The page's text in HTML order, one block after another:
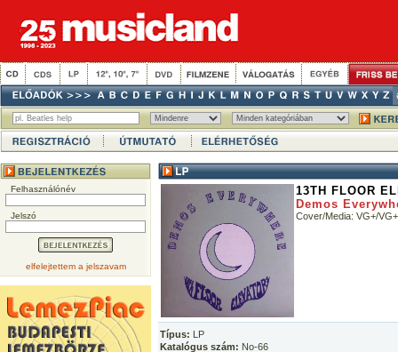
Felhasználónév
Jelszó
elfelejtettem a jelszavam
13TH FLOOR
Demos
Cover/Media: VG+/VG+
Típus: LP
Katalógus szám: No-66